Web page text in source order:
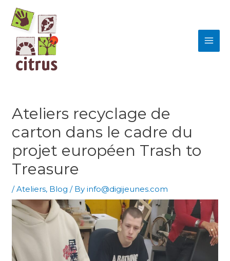
content
Ateliers recyclage de
carton dans le cadre du
projet européen Trash to
Treasure
/Ateliers, Blog / Byinfo@digijeunes.com